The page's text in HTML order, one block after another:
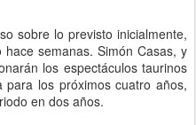
sobre lo previsto inicialmente,
semanas. Simón Casas, y
los espectáculos taurinos
los próximos cuatro años,
en dos años.